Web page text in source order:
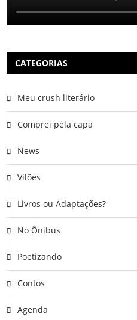
CATEGORIAS
Meu crush literário
Comprei pela capa
News
Vilões
Livros ou Adaptações?
No Ônibus
Poetizando
Contos
Agenda